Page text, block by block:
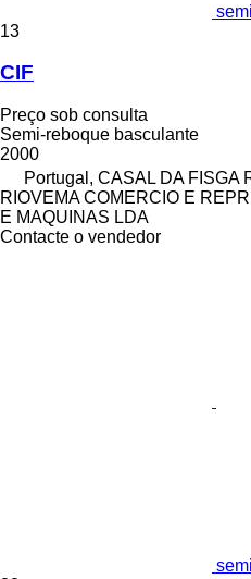
13
CIF
Preço sob consulta
Semi-reboque basculante
2000
Portugal, CASAL DA FISGA
RIOVEMA COMERCIO E
E MAQUINAS LDA
Contacte o vendedor